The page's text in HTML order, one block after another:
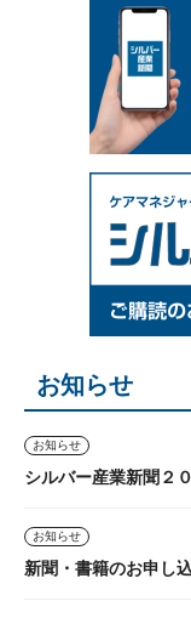
お知らせ
お知らせ
シルバー産業新聞２
お知らせ
新聞・書籍のお申し